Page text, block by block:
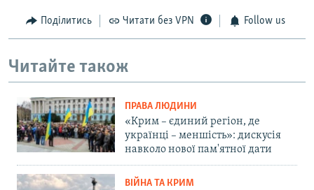
Поділитись Читати без VPN Follow us
Читайте також
ПРАВА ЛЮДИНИ
«Крим – єдиний регіон, де
українці – меншість»: дискусія
навколо нової пам'ятної дати
ВІЙНА ТА КРИМ